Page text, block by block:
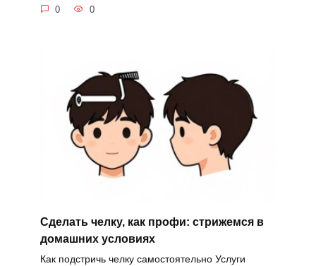
0 0
Сделать челку, как профи: стрижемся в
домашних условиях
Как подстричь челку самостоятельно Услуги